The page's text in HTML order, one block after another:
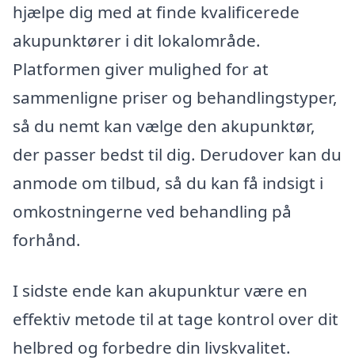
hjælpe dig med at finde kvalificerede
akupunktører i dit lokalområde.
Platformen giver mulighed for at
sammenligne priser og behandlingstyper,
så du nemt kan vælge den akupunktør,
der passer bedst til dig. Derudover kan du
anmode om tilbud, så du kan få indsigt i
omkostningerne ved behandling på
forhånd.
I sidste ende kan akupunktur være en
effektiv metode til at tage kontrol over dit
helbred og forbedre din livskvalitet.